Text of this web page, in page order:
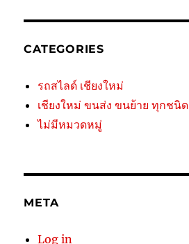
CATEGORIES
รถสไลด์ เชียงใหม่
เชียงใหม่ ขนส่ง ขนย้าย ทุกชนิด
ไม่มีหมวดหมู่
META
Log in